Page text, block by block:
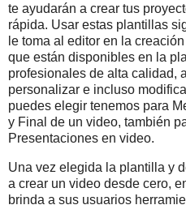
te ayudarán a crear tus
rápida. Usar estas plantillas
le toma al editor en la
que están disponibles en la
profesionales de alta calidad,
personalizar e incluso
puedes elegir tenemos para
y Final de un video, también
Presentaciones en video.
Una vez elegida la plantilla y
a crear un video desde cero,
brinda a sus usuarios